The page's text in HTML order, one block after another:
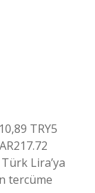
TRY5
Lira’ya
tercüme